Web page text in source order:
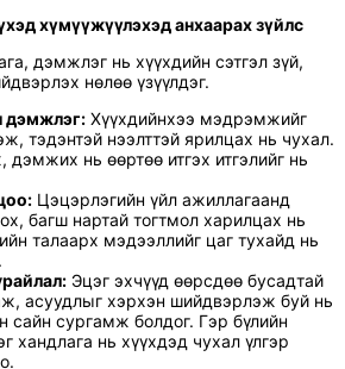
хүмүүжүүлэхэд анхаарах зүйлс
дэмжлэг нь хүүхдийн сэтгэл зүй,
нөлөө үзүүлдэг.
дэмжлэг: Хүүхдийнхээ мэдрэмжийг
тэдэнтэй нээлттэй ярилцах нь чухал.
дэмжих нь өөртөө итгэх итгэлийг нь
Цэцэрлэгийн үйл ажиллагаанд
багш нартай тогтмол харилцах нь
талаарх мэдээллийг цаг тухайд нь
Эцэг эхчүүд өөрсдөө бусадтай
асуудлыг хэрхэн шийдвэрлэж буй нь
сайн сургамж болдог. Гэр бүлийн
хандлага нь хүүхдэд чухал үлгэр